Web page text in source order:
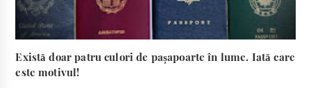
Există doar patru culori de pașapoarte în lume. Iată care
este motivul!